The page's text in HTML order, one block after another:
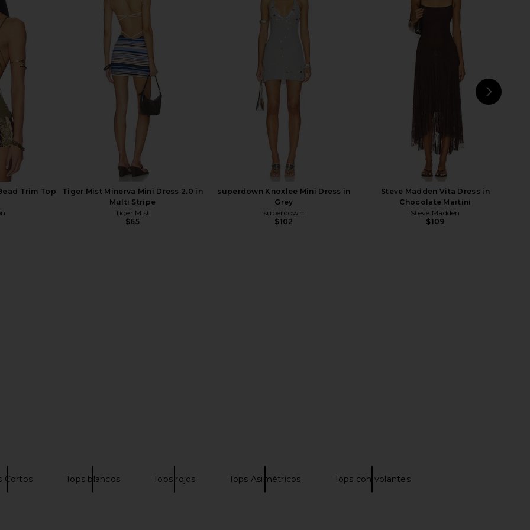
Dress in
LIONESS Esme Halter Top in Dark
Olive
LIONESS
$65
Free People Round Two Pique
Halter in Black
Free People
Jaded London Studded Denim Mini
Skirt in Blue
Jaded London
Trim Top
Tiger Mist Minerva Mini Dress 2.0 in
Multi Stripe
Tiger Mist
$65
superdown Knoxlee Mini Dress in
Grey
superdown
$102
Steve Madden Vita Dress in
Chocolate Martini
Steve Madden
$109
Cortos Tops blancos Tops rojos Tops Asimétricos Tops con volantes